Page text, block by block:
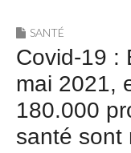
SANTÉ
Covid-19 :
mai 2021,
180.000
santé sont